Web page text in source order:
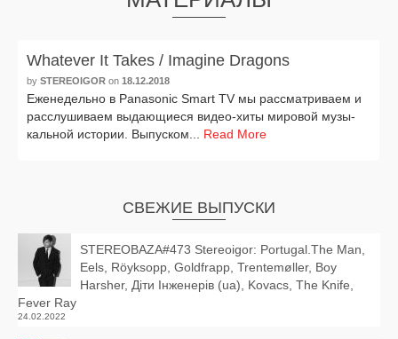
Whatever It Takes / Imagine Dragons
by STEREOIGOR on 18.12.2018
Еженедельно в Panasonic Smart TV мы рас­смат­ри­ва­ем и
рас­слу­ши­ва­ем выда­ю­щи­е­ся видео-хиты миро­вой музы­
каль­ной исто­рии. Выпуском... Read More
СВЕЖИЕ ВЫПУСКИ
STEREOBAZA#473 Stereoigor: Portugal.The Man,
Eels, Röyksopp, Goldfrapp, Trentemøller, Boy
Harsher, Діти Інженерів (ua), Kovacs, The Knife,
Fever Ray
24.02.2022